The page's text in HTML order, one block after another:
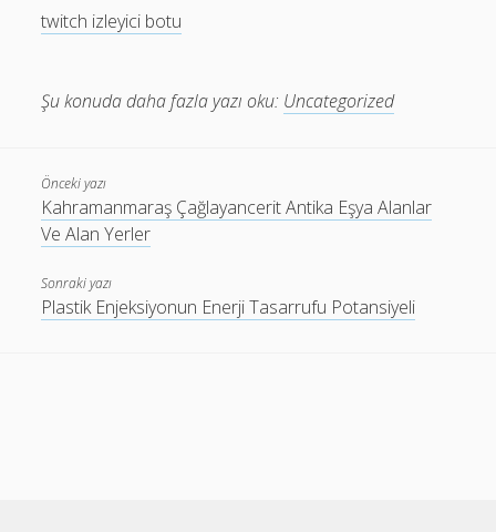
twitch izleyici botu
Şu konuda daha fazla yazı oku: Uncategorized
Önceki yazı
Kahramanmaraş Çağlayancerit Antika Eşya Alanlar
Ve Alan Yerler
Sonraki yazı
Plastik Enjeksiyonun Enerji Tasarrufu Potansiyeli